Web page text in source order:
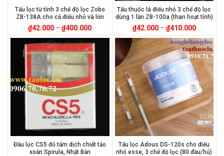
Tẩu lọc từ tính 3 chế độ lọc Zobo
ZB-138A cho cả điếu nhỏ và lớn
₫42.000 –₫400.000
Tẩu thuốc lá điếu nhỏ 3 chế độ lọc
dùng 1 lần ZB-100a (than hoạt tính)
₫42.000– ₫410.000
Đầu lọc CS5 đỏ tẩm dịch chiết tảo
xoắn Spirula, Nhật Bản
Tẩu lọc Adous DS-120s cho điếu
nhỏ esse, 3 chế độ lọc (80 đầu/hủ)